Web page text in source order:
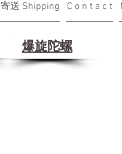
寄送 Shipping C o n t a c t
​爆旋陀螺